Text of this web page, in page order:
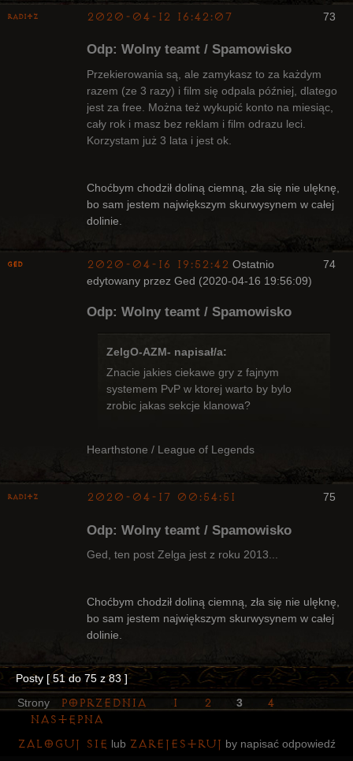
73
Raditz 2020-04-12 16:42:07
Odp: Wolny teamt / Spamowisko
Przekierowania są, ale zamykasz to za każdym
razem (ze 3 razy) i film się odpala później, dlatego
jest za free. Można też wykupić konto na miesiąc,
cały rok i masz bez reklam i film odrazu leci.
Korzystam już 3 lata i jest ok.
Choćbym chodził doliną ciemną, zła się nie ulęknę,
bo sam jestem największym skurwysynem w całej
dolinie.
74
Ged 2020-04-16 19:52:42 Ostatnio
edytowany przez Ged (2020-04-16 19:56:09)
Odp: Wolny teamt / Spamowisko
ZelgO-AZM- napisał/a:
Znacie jakies ciekawe gry z fajnym
systemem PvP w ktorej warto by bylo
zrobic jakas sekcje klanowa?
Hearthstone / League of Legends
75
Raditz 2020-04-17 00:54:51
Odp: Wolny teamt / Spamowisko
Ged, ten post Zelga jest z roku 2013...
Choćbym chodził doliną ciemną, zła się nie ulęknę,
bo sam jestem największym skurwysynem w całej
dolinie.
Posty [ 51 do 75 z 83 ]
Strony
Poprzednia 1 2 3
4
Następna
Zaloguj się lub zarejestruj by napisać odpowiedź